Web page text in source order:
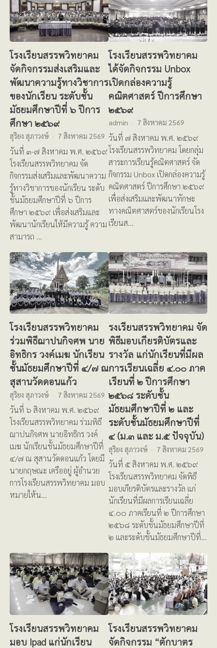
โรงเรียนสรรพวิทยาคม
จัดกิจกรรมส่งเสริมและ
พัฒนาความรู้ทางวิชาการ
ของนักเรียน ระดับชั้น
มัธยมศึกษาปีที่ ๖ ปีการ
ศึกษา ๒๕๖๙
สุริยง สุภาวงษ์ 7 สิงหาคม 2569
วันที่ ๓-๗ สิงหาคม พ.ศ. ๒๕๖๙
โรงเรียนสรรพวิทยาคม จัด
กิจกรรมส่งเสริมและพัฒนาความ
รู้ทางวิชาการของนักเรียน ระดับ
ชั้นมัธยมศึกษาปีที่ ๖ ปีการ
ศึกษา ๒๕๖๙ เพื่อส่งเสริมและ
พัฒนานักเรียนให้มีความรู้ ความ
สามารถ …
โรงเรียนสรรพวิทยาคม
ได้จัดกิจกรรม Unbox
เปิดกล่องความรู้
คณิตศาสตร์ ปีการศึกษา
๒๕๖๙
admin 7 สิงหาคม 2569
วันที่ ๗ สิงหาคม พ.ศ. ๒๕๖๙
โรงเรียนสรรพวิทยาคม โดยกลุ่ม
สาระการเรียนรู้คณิตศาสตร์ จัด
กิจกรรม Unbox เปิดกล่องความรู้
คณิตศาสตร์ ปีการศึกษา ๒๕๖๙
เพื่อส่งเสริมและพัฒนาทักษะ
ทางคณิตศาสตร์ของนักเรียนโรง
เรียนส…
โรงเรียนสรรพวิทยาคม
ร่วมพิธีฌาปนกิจศพ นาย
อิทธิกร วงค์เมฆ นักเรียน
ชั้นมัธยมศึกษาปีที่ ๔/๗ ณ
สุสานวัดดอนแก้ว
สุริยง สุภาวงษ์ 7 สิงหาคม 2569
วันที่ ๖ สิงหาคม พ.ศ. ๒๕๖๙
โรงเรียนสรรพวิทยาคม ร่วมพิธี
ฌาปนกิจศพ นายอิทธิกร วงค์
เมฆ นักเรียนชั้นมัธยมศึกษาปีที่
๔/๗ ณ สุสานวัดดอนแก้ว โดยมี
นายกฤษณะ เครืออยู่ ผู้อำนวย
การโรงเรียนสรรพวิทยาคม มอบ
หมายให้น…
รงเรียนสรรพวิทยาคม จัด
พิธีมอบเกียรติบัตรและ
รางวัล แก่นักเรียนที่มีผล
การเรียนเฉลี่ย ๔.๐๐ ภาค
เรียนที่ ๒ ปีการศึกษา
๒๕๖๘ ระดับชั้น
มัธยมศึกษาปีที่ ๒ และ
ระดับชั้นมัธยมศึกษาปีที่
๔ (ม.๓ และ ม.๕ ปัจจุบัน)
สุริยง สุภาวงษ์ 7 สิงหาคม 2569
วันที่ ๕ สิงหาคม พ.ศ. ๒๕๖๙
โรงเรียนสรรพวิทยาคม จัดพิธี
มอบเกียรติบัตรและรางวัล แก่
นักเรียนที่มีผลการเรียนเฉลี่ย
๔.๐๐ ภาคเรียนที่ ๒ ปีการศึกษา
๒๕๖๘ ระดับชั้นมัธยมศึกษาปีที่
๒ และระดับชั้นมัธยมศึกษาปีที่…
โรงเรียนสรรพวิทยาคม
มอบ Ipad แก่นักเรียน
โรงเรียนสรรพวิทยาคม
จัดกิจกรรม “ตักบาตร